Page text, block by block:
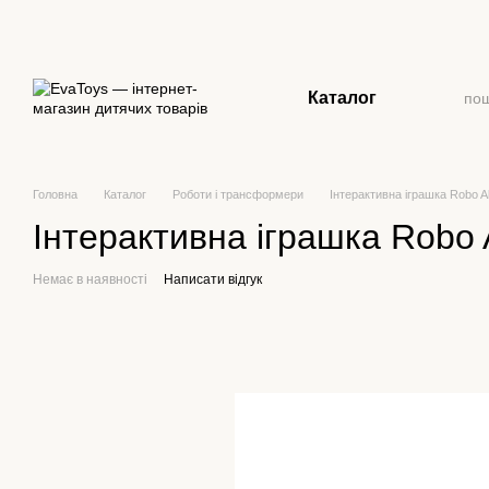
Каталог
Головна Каталог Роботи і трансформери Інтерактивна іграшка
Інтерактивна іграшка
Немає в наявності Написати відгук